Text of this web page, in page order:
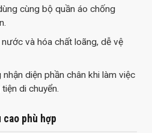
cùng bộ quần áo chống
và hóa chất loãng, dễ vệ
nhận diện phần chân khi làm việc
di chuyển.
cao phù hợp